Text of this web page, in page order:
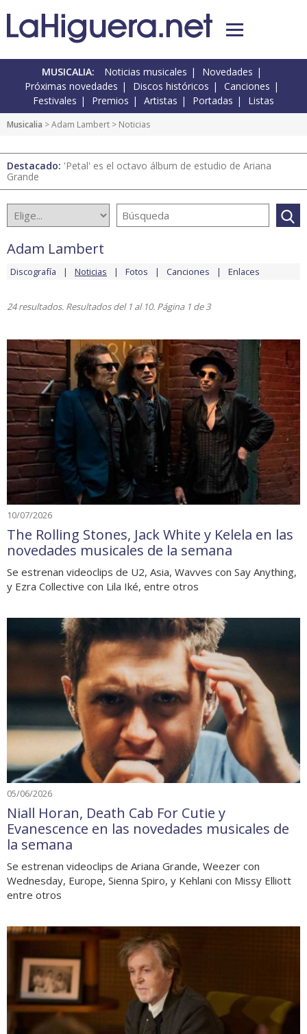
MUSICALIA: Noticias musicales
Novedades
Próximas novedades
Discos históricos
Canciones
Festivales
Premios Artistas Portadas Listas
Musicalia >Adam Lambert > Noticias
Destacado: 'Petal' es el octavo álbum de estudio de Ariana
Grande
Adam Lambert
Discografía Noticias Fotos Canciones Enlaces
24 resultados. Resultados del 1 al 10. Página 1 de 3
10/07/2026
The Rolling Stones, Jack White y Kelela en las
novedades musicales de la semana
Se estrenan videoclips de U2, Asia, Wavves con Say Anything,
y Ezra Collective con Lila Iké, entre otros
05/06/2026
Niall Horan, Death Cab For Cutie y
Evanescence en las novedades musicales de
la semana
Se estrenan videoclips de Ariana Grande, Weezer con
Wednesday, Europe, Sienna Spiro, y Kehlani con Missy Elliott
entre otros